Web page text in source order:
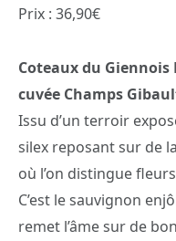
Prix : 36,90€
Coteaux du
cuvée Champs
Issu d’un terroir
silex reposant sur de
où l’on distingue
C’est le sauvignon
remet l’âme sur de